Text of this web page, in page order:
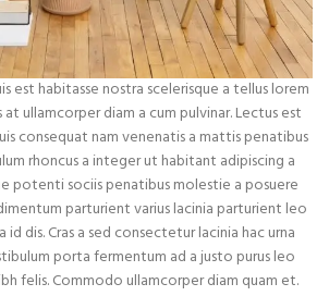
est habitasse nostra scelerisque a tellus lorem
ullamcorper diam a cum pulvinar. Lectus est
consequat nam venenatis a mattis penatibus
rhoncus a integer ut habitant adipiscing a
potenti sociis penatibus molestie a posuere
parturient varius lacinia parturient leo
dis. Cras a sed consectetur lacinia hac urna
porta fermentum ad a justo purus leo
felis. Commodo ullamcorper diam quam et.